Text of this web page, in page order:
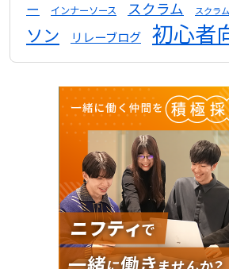
ー
インナーソース スクラム スクラ
ソン
リレーブログ 初心者